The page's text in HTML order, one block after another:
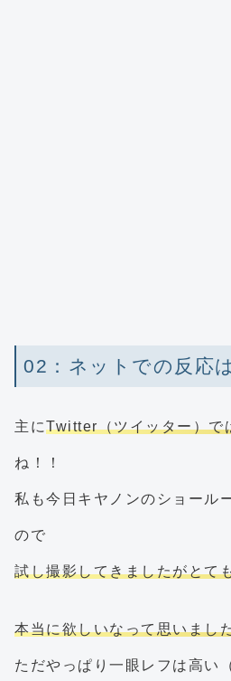
02：ネットでの反応
主にTwitter（ツイッター）で
ね！！
私も今日キヤノンのショール
ので
試し撮影してきましたがとて
本当に欲しいなって思いまし
ただやっぱり一眼レフは高い